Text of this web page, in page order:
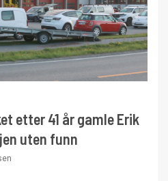
etter 41 år gamle Erik
uten funn